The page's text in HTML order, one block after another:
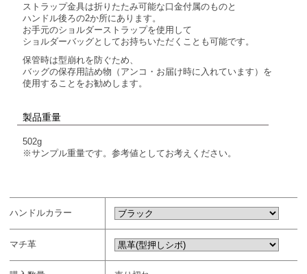
ストラップ金具は折りたたみ可能な口金付属のものと
ハンドル後ろの2か所にあります。
お手元のショルダーストラップを使用して
ショルダーバッグとしてお持ちいただくことも可能です。
保管時は型崩れを防ぐため、
バッグの保存用詰め物（アンコ・お届け時に入れています）を
使用することをお勧めします。
製品重量
502g
※サンプル重量です。参考値としてお考えください。
ハンドルカラー
マチ革